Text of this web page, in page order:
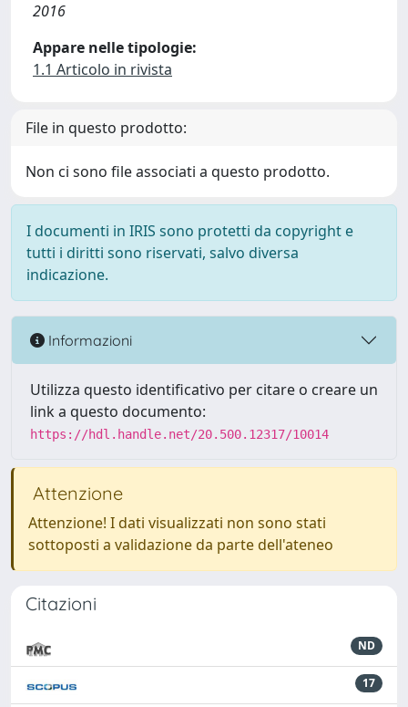
2016
Appare nelle tipologie:
1.1 Articolo in rivista
File in questo prodotto:
Non ci sono file associati a questo prodotto.
I documenti in IRIS sono protetti da copyright e
tutti i diritti sono riservati, salvo diversa
indicazione.
Informazioni
Utilizza questo identificativo per citare o creare un
link a questo documento:
https://hdl.handle.net/20.500.12317/10014
Attenzione
Attenzione! I dati visualizzati non sono stati
sottoposti a validazione da parte dell'ateneo
Citazioni
ND
17